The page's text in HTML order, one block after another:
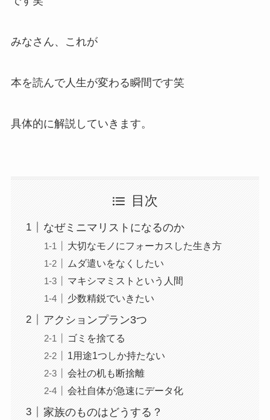
みなさん、これが
本を読んで人生が変わる瞬間です笑
具体的に解説していきます。
目次
なぜミニマリストになるのか
大切なモノにフォーカスした生き方
ムダ遣いをなくしたい
マキシマミストという人間
少数精鋭でいきたい
アクションプラン3つ
ゴミを捨てる
1用途1つしか持たない
会社の机も断捨離
会社自体が急速にデータ化
家族のものはどうする？